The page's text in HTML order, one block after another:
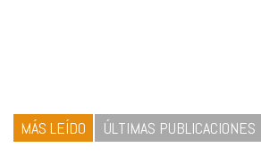
MÁS LEÍDO ÚLTIMAS PUBLICACIONES